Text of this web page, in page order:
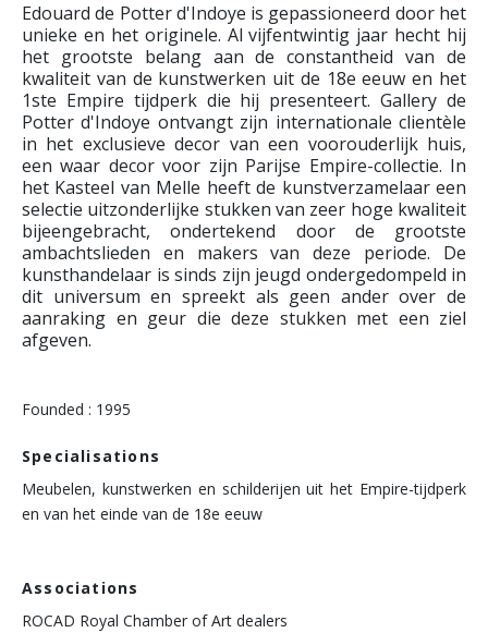
Edouard de Potter d'Indoye is gepassioneerd door het
unieke en het originele. Al vijfentwintig jaar hecht hij
het grootste belang aan de constantheid van de
kwaliteit van de kunstwerken uit de 18e eeuw en het
1ste Empire tijdperk die hij presenteert. Gallery de
Potter d'Indoye ontvangt zijn internationale clientèle
in het exclusieve decor van een voorouderlijk huis,
een waar decor voor zijn Parijse Empire-collectie. In
het Kasteel van Melle heeft de kunstverzamelaar een
selectie uitzonderlijke stukken van zeer hoge kwaliteit
bijeengebracht, ondertekend door de grootste
ambachtslieden en makers van deze periode. De
kunsthandelaar is sinds zijn jeugd ondergedompeld in
dit universum en spreekt als geen ander over de
aanraking en geur die deze stukken met een ziel
afgeven.
Founded : 1995
Specialisations
Meubelen, kunstwerken en schilderijen uit het Empire-tijdperk
en van het einde van de 18e eeuw
Associations
ROCAD Royal Chamber of Art dealers